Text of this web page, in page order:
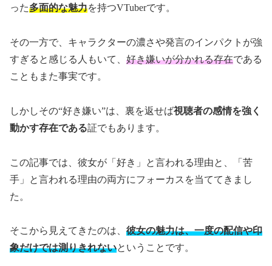
った多面的な魅力を持つVTuberです。
その一方で、キャラクターの濃さや発言のインパクトが強
すぎると感じる人もいて、 好き嫌いが分かれる存在である
こともまた事実です。
しかしその“好き嫌い”は、裏を返せば視聴者の感情を強く
動かす存在である証でもあります。
この記事では、彼女が「好き」と言われる理由と、「苦
手」と言われる理由の両方にフォーカスを当ててきまし
た。
そこから見えてきたのは、 彼女の魅力は、一度の配信や印
象だけでは測りきれないということです。